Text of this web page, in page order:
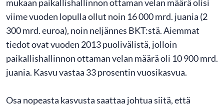
mukaan paikallishallinnon ottaman velan määrä olisi
viime vuoden lopulla ollut noin 16 000 mrd. juania (2
300 mrd. euroa), noin neljännes BKT:stä. Aiemmat
tiedot ovat vuoden 2013 puolivälistä, jolloin
paikallishallinnon ottaman velan määrä oli 10 900 mrd.
juania. Kasvu vastaa 33 prosentin vuosikasvua.
Osa nopeasta kasvusta saattaa johtua siitä, että